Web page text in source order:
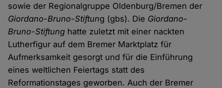
sowie der Regionalgruppe Oldenburg/Bremen der
Giordano-Bruno-Stiftung (gbs). Die Giordano-
Bruno-Stiftung hatte zuletzt mit einer nackten
Lutherfigur auf dem Bremer Marktplatz für
Aufmerksamkeit gesorgt und für die Einführung
eines weltlichen Feiertags statt des
Reformationstages geworben. Auch der Bremer